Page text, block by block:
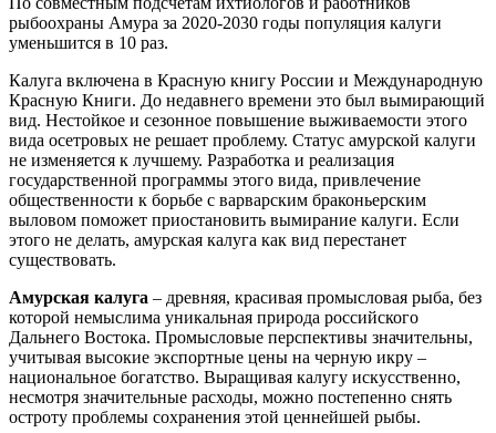
рыбоохраны Амура за 2020-2030 годы популяция калуги
уменьшится в 10 раз.
Калуга включена в Красную книгу России и Международную
Красную Книги. До недавнего времени это был вымирающий
вид. Нестойкое и сезонное повышение выживаемости этого
вида осетровых не решает проблему. Статус амурской калуги
не изменяется к лучшему. Разработка и реализация
государственной программы этого вида, привлечение
общественности к борьбе с варварским браконьерским
выловом поможет приостановить вымирание калуги. Если
этого не делать, амурская калуга как вид перестанет
существовать.
Амурская калуга – древняя, красивая промысловая рыба, без
которой немыслима уникальная природа российского
Дальнего Востока. Промысловые перспективы значительны,
учитывая высокие экспортные цены на черную икру –
национальное богатство. Выращивая калугу искусственно,
несмотря значительные расходы, можно постепенно снять
остроту проблемы сохранения этой ценнейшей рыбы.